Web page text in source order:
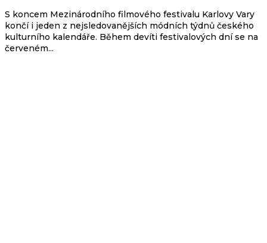
S koncem Mezinárodního filmového festivalu Karlovy Vary
končí i jeden z nejsledovanějších módních týdnů českého
kulturního kalendáře. Během devíti festivalových dní se na
červeném...